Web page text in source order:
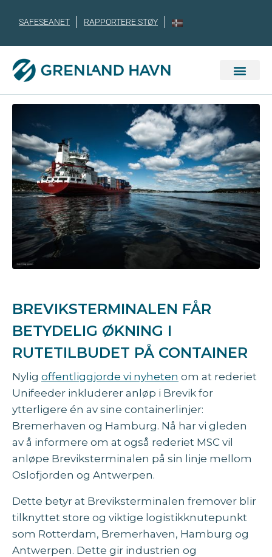
SAFESEANET RAPPORTERE STØY
BREVIKSTERMINALEN FÅR
BETYDELIG ØKNING I
RUTETILBUDET PÅ CONTAINER
Nylig offentliggjorde vi nyheten om at rederiet
Unifeeder inkluderer anløp i Brevik for
ytterligere én av sine containerlinjer:
Bremerhaven og Hamburg. Nå har vi gleden
av å informere om at også rederiet MSC vil
anløpe Breviksterminalen på sin linje mellom
Oslofjorden og Antwerpen.
Dette betyr at Breviksterminalen fremover blir
tilknyttet store og viktige logistikknutepunkt
som Rotterdam, Bremerhaven, Hamburg og
Antwerpen. Dette gir industrien og